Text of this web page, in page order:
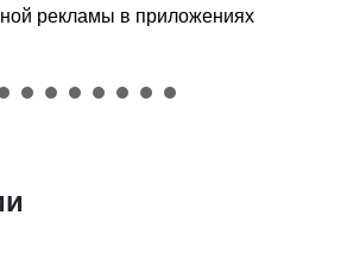
рекламы в приложениях